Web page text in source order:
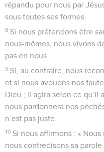
répandu pour nous par
sous toutes ses formes.
8 Si nous prétendons être
nous-mêmes, nous vivons
pas en nous.
9 Si, au contraire, nous
et si nous avouons nos
Dieu ; il agira selon ce qu’il
nous pardonnera nos
n’est pas juste.
10 Si nous affirmons : « Nous
nous contredisons sa